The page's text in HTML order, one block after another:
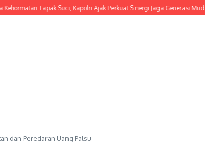
Suci, Kapolri Ajak Perkuat Sinergi Jaga Generasi Muda dan Negeri
dan Peredaran Uang Palsu